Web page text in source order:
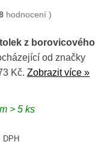
hodnocení )
z borovicového
od značky
Kč. Zobrazit více »
> 5 ks
DPH